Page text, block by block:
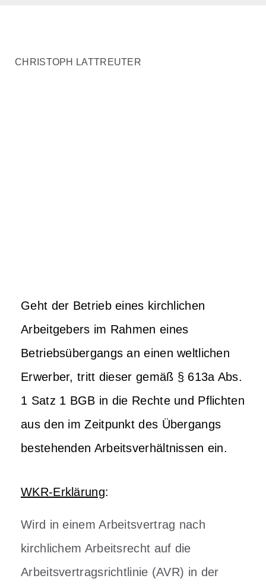
CHRISTOPH LATTREUTER
Geht der Betrieb eines kirchlichen
Arbeitgebers im Rahmen eines
Betriebsübergangs an einen weltlichen
Erwerber, tritt dieser gemäß § 613a Abs.
1 Satz 1 BGB in die Rechte und Pflichten
aus den im Zeitpunkt des Übergangs
bestehenden Arbeitsverhältnissen ein.
WKR-Erklärung:
Wird in einem Arbeitsvertrag nach
kirchlichem Arbeitsrecht auf die
Arbeitsvertragsrichtlinie (AVR) in der